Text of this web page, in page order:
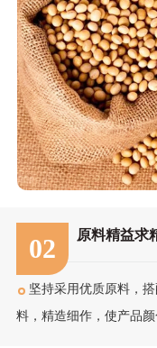
21年专注香薰蜡烛、
产。经过多年的发展，
洲、美国、澳大利亚及